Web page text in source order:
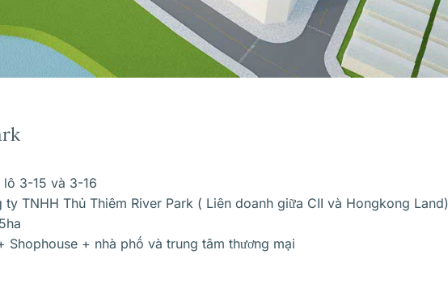
3-15 và 3-16
ty TNHH Thủ Thiêm River Park ( Liên doanh giữa CII và Hongkong Land)
Shophouse + nhà phố và trung tâm thương mại